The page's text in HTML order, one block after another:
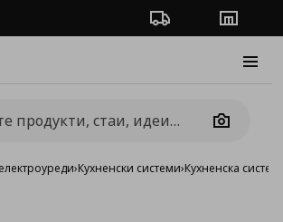
Проследяване на
Camera
›Кухненски системи›Кухненска